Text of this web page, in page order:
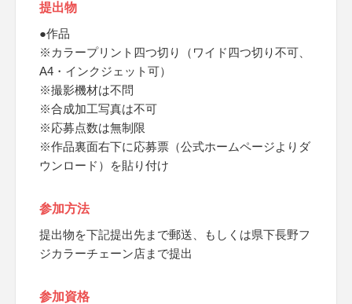
提出物
●作品
※カラープリント四つ切り（ワイド四つ切り不可、
A4・インクジェット可）
※撮影機材は不問
※合成加工写真は不可
※応募点数は無制限
※作品裏面右下に応募票（公式ホームページよりダ
ウンロード）を貼り付け
参加方法
提出物を下記提出先まで郵送、もしくは県下長野フ
ジカラーチェーン店まで提出
参加資格